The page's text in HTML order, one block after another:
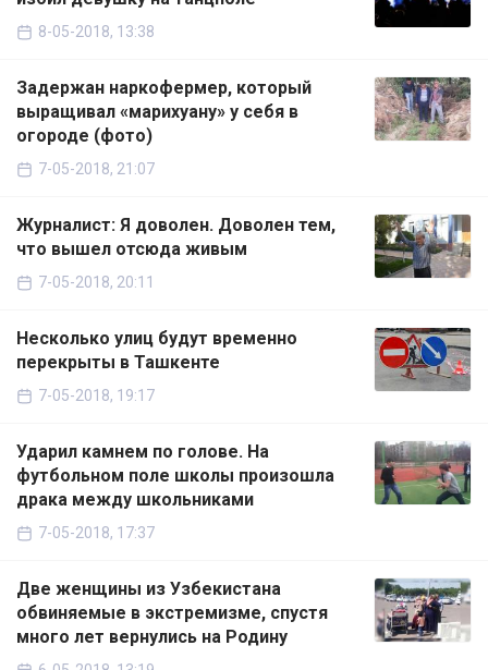
8-05-2018, 13:38
Задержан наркофермер, который
выращивал «марихуану» у себя в
огороде (фото)
7-05-2018, 21:07
Журналист: Я доволен. Доволен тем,
что вышел отсюда живым
7-05-2018, 20:11
Несколько улиц будут временно
перекрыты в Ташкенте
7-05-2018, 19:17
Ударил камнем по голове. На
футбольном поле школы произошла
драка между школьниками
7-05-2018, 17:37
Две женщины из Узбекистана
обвиняемые в экстремизме, спустя
много лет вернулись на Родину